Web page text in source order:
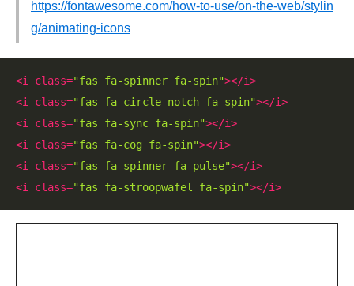
https://fontawesome.com/how-to-use/on-the-web/stylin
g/animating-icons
<i class="fas fa-spinner fa-spin"></i>
<i class="fas fa-circle-notch fa-spin"></i>
<i class="fas fa-sync fa-spin"></i>
<i class="fas fa-cog fa-spin"></i>
<i class="fas fa-spinner fa-pulse"></i>
<i class="fas fa-stroopwafel fa-spin"></i>